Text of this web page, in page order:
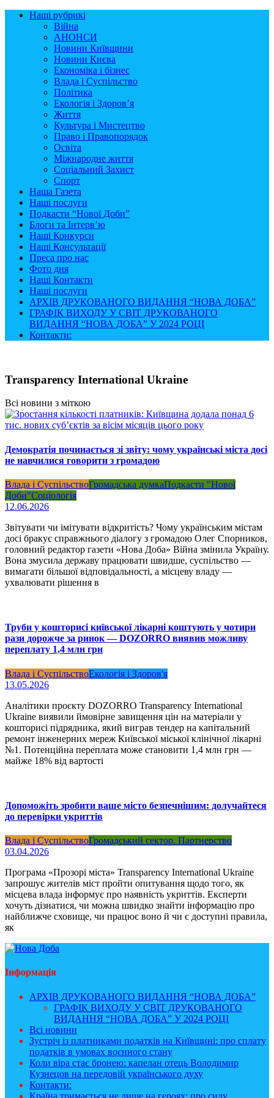
Наші рубрикі
Війна
АНОНСИ
Новини Київщини
Новини Києва
Економіка і бізнес
Влада і Суспільство
Політика
Екологія і Здоров’я
Життя
Культура і Мистецтво
Право і Правопорядок
Освіта
Міжнародне життя
Соціальний Захист
Спорт
Наша Газета
Наші послуги
Подкасти “Нової Доби”
Блоги та Інтерв’ю
Наші Конкурси
Наші Консультації
Преса про нас
Фото дня
Наші Контакти
Наші послуги
АРХІВ ДРУКОВАНОГО ВИДАННЯ “НОВА ДОБА”
ГРАФІК ВИХОДУ У СВІТ ДРУКОВАНОГО
ВИДАННЯ “НОВА ДОБА” У 2024 РОЦІ
Контакти:
Transparency International Ukraine
Всі новини з міткою
Демократія починається зі звіту: чому українські міста досі
не навчилися говорити з громадою
Влада і СуспільствоГромадська думкаПодкасти "Нової
Доби"Соціологія
12.06.2026
Звітувати чи імітувати відкритість? Чому українським містам
досі бракує справжнього діалогу з громадою Олег Спорников,
головний редактор газети «Нова Доба» Війна змінила Україну.
Вона змусила державу працювати швидше, суспільство —
вимагати більшої відповідальності, а місцеву владу —
ухвалювати рішення в
Труби у кошторисі київської лікарні коштують у чотири
рази дорожче за ринок — DOZORRO виявив можливу
переплату 1,4 млн грн
Влада і СуспільствоЕкологія і Здоров'я
13.05.2026
Аналітики проєкту DOZORRO Transparency International
Ukraine виявили ймовірне завищення цін на матеріали у
кошторисі підрядника, який виграв тендер на капітальний
ремонт інженерних мереж Київської міської клінічної лікарні
№1. Потенційна переплата може становити 1,4 млн грн —
майже 18% від вартості
Допоможіть зробити ваше місто безпечнішим: долучайтеся
до перевірки укриттів
Влада і СуспільствоГромадський сектор. Партнерство
03.04.2026
Програма «Прозорі міста» Transparency International Ukraine
запрошує жителів міст пройти опитування щодо того, як
місцева влада інформує про наявність укриттів. Експерти
хочуть дізнатися, чи можна швидко знайти інформацію про
найближче сховище, чи працює воно й чи є доступні правила,
як
Інформація
АРХІВ ДРУКОВАНОГО ВИДАННЯ “НОВА ДОБА”
ГРАФІК ВИХОДУ У СВІТ ДРУКОВАНОГО
ВИДАННЯ “НОВА ДОБА” У 2024 РОЦІ
Всі новини
Зустріч із платниками податків на Київщині: про сплату
податків в умовах воєнного стану
Коли віра стає бронею: капелан отець Володимир
Кузнецов на передовій українського духу
Контакти:
Країна тримається не лише на героях: про силу